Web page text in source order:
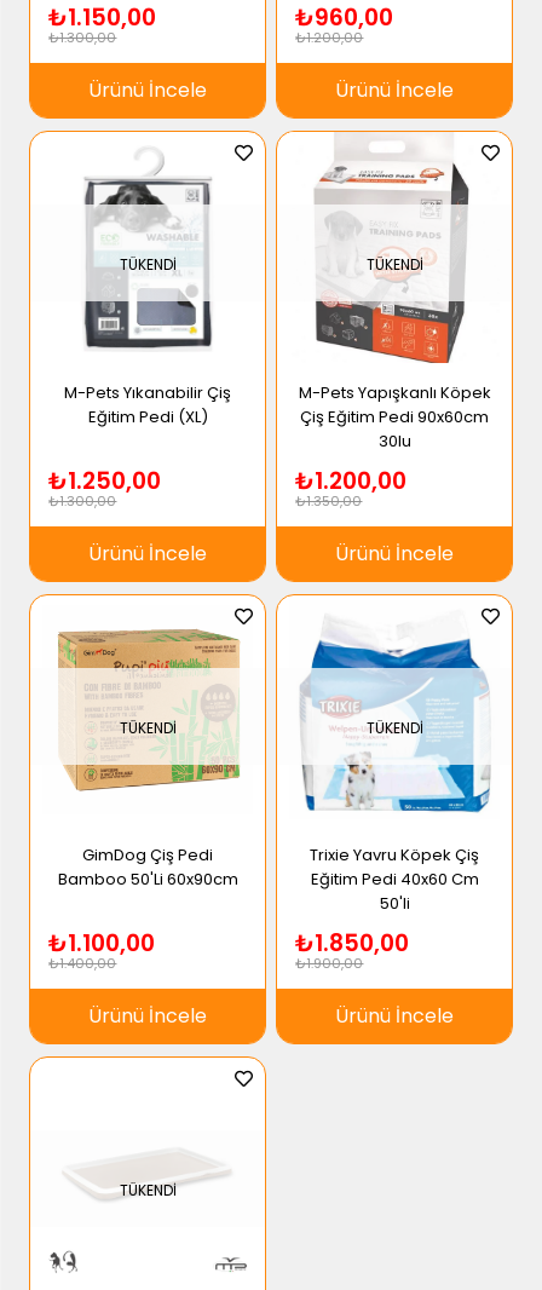
₺1.150,00
₺1.300,00
Ürünü İncele
₺960,00
₺1.200,00
Ürünü İncele
TÜKENDI
M-Pets Yıkanabilir Çiş
Eğitim Pedi (XL)
₺1.250,00
₺1.300,00
Ürünü İncele
TÜKENDI
M-Pets Yapışkanlı Köpek
Çiş Eğitim Pedi 90x60cm
30lu
₺1.200,00
₺1.350,00
Ürünü İncele
TÜKENDI
GimDog Çiş Pedi
Bamboo 50'Li 60x90cm
₺1.100,00
₺1.400,00
Ürünü İncele
TÜKENDI
Trixie Yavru Köpek Çiş
Eğitim Pedi 40x60 Cm
50'li
₺1.850,00
₺1.900,00
Ürünü İncele
TÜKENDI